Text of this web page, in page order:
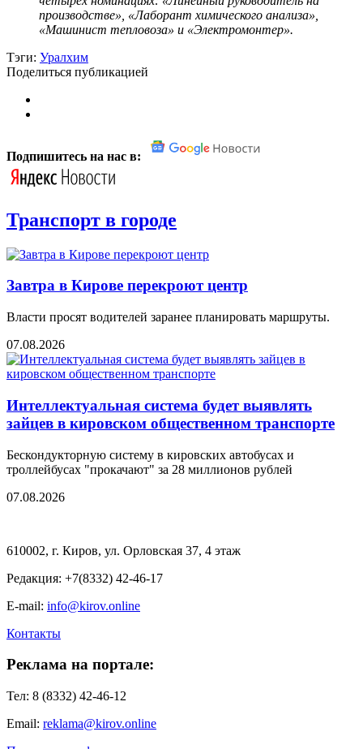
производстве», «Лаборант химического анализа»,
«Машинист тепловоза» и «Электромонтер».
Тэги: Уралхим
Поделиться публикацией
Подпишитесь на нас в:
Транспорт в городе
Завтра в Кирове перекроют центр
Власти просят водителей заранее планировать маршруты.
07.08.2026
Интеллектуальная система будет выявлять
зайцев в кировском общественном транспорте
Бескондукторную систему в кировских автобусах и
троллейбусах "прокачают" за 28 миллионов рублей
07.08.2026
610002, г. Киров, ул. Орловская 37, 4 этаж
Редакция: +7(8332) 42-46-17
E-mail: info@kirov.online
Контакты
Реклама на портале:
Тел: 8 (8332) 42-46-12
Email: reklama@kirov.online